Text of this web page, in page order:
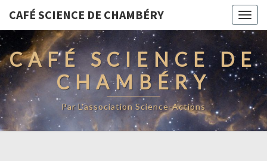
CAFÉ SCIENCE DE CHAMBÉRY
CAFÉ SCIENCE DE
CHAMBÉRY
Par L'association Science-Actions